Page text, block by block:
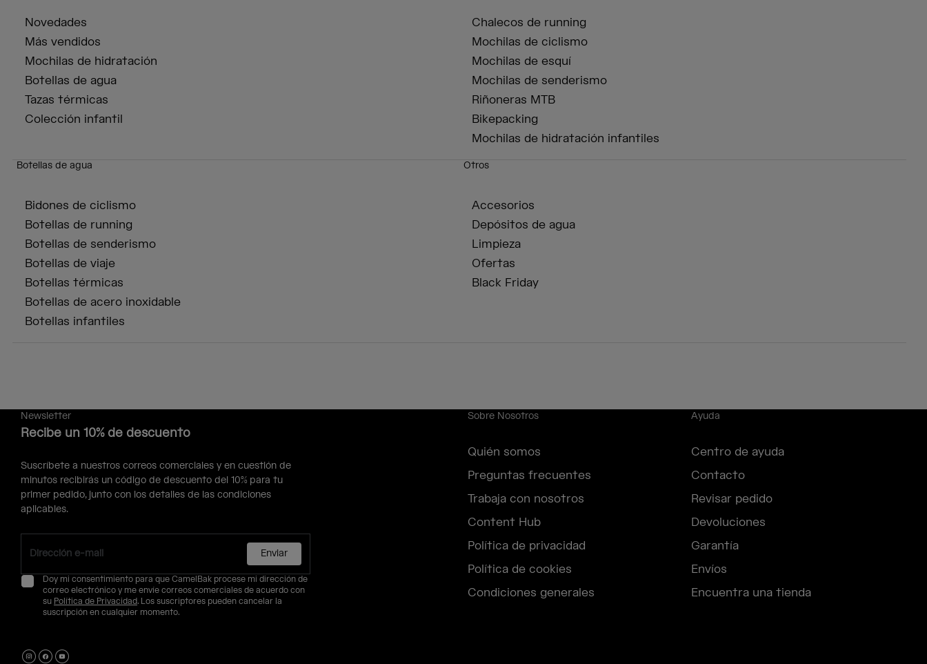
Novedades
Más vendidos
Mochilas de hidratación
Botellas de agua
Tazas térmicas
Colección infantil
Chalecos de running
Mochilas de ciclismo
Mochilas de esquí
Mochilas de senderismo
Riñoneras MTB
Bikepacking
Mochilas de hidratación infantiles
Botellas de agua
Bidones de ciclismo
Botellas de running
Botellas de senderismo
Botellas de viaje
Botellas térmicas
Botellas de acero inoxidable
Botellas infantiles
Otros
Accesorios
Depósitos de agua
Limpieza
Ofertas
Black Friday
Newsletter
Recibe un 10% de descuento
Suscríbete a nuestros correos comerciales y en cuestión de
minutos recibirás un código de descuento del 10% para tu
primer pedido, junto con los detalles de las condiciones
aplicables.
Enviar
Doy mi consentimiento para que CamelBak procese mi dirección de
correo electrónico y me envíe correos comerciales de acuerdo con
su Política de Privacidad. Los suscriptores pueden cancelar la
suscripción en cualquier momento.
Sobre Nosotros
Quién somos
Preguntas frecuentes
Trabaja con nosotros
Content Hub
Política de privacidad
Política de cookies
Condiciones generales
Ayuda
Centro de ayuda
Contacto
Revisar pedido
Devoluciones
Garantía
Envíos
Encuentra una tienda